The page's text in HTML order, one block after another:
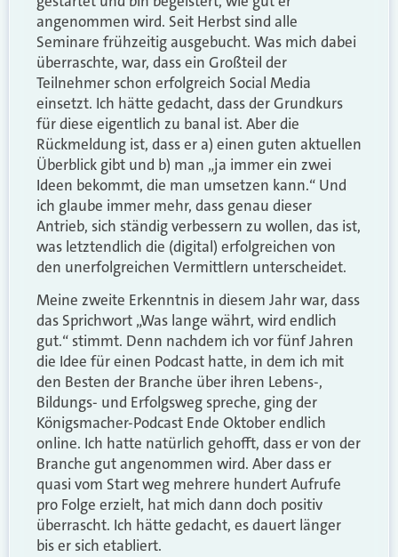
angenommen wird. Seit Herbst sind alle
Seminare frühzeitig ausgebucht. Was mich dabei
überraschte, war, dass ein Großteil der
Teilnehmer schon erfolgreich Social Media
einsetzt. Ich hätte gedacht, dass der Grundkurs
für diese eigentlich zu banal ist. Aber die
Rückmeldung ist, dass er a) einen guten aktuellen
Überblick gibt und b) man „ja immer ein zwei
Ideen bekommt, die man umsetzen kann.“ Und
ich glaube immer mehr, dass genau dieser
Antrieb, sich ständig verbessern zu wollen, das ist,
was letztendlich die (digital) erfolgreichen von
den unerfolgreichen Vermittlern unterscheidet.
Meine zweite Erkenntnis in diesem Jahr war, dass
das Sprichwort „Was lange währt, wird endlich
gut.“ stimmt. Denn nachdem ich vor fünf Jahren
die Idee für einen Podcast hatte, in dem ich mit
den Besten der Branche über ihren Lebens-,
Bildungs- und Erfolgsweg spreche, ging der
Königsmacher-Podcast Ende Oktober endlich
online. Ich hatte natürlich gehofft, dass er von der
Branche gut angenommen wird. Aber dass er
quasi vom Start weg mehrere hundert Aufrufe
pro Folge erzielt, hat mich dann doch positiv
überrascht. Ich hätte gedacht, es dauert länger
bis er sich etabliert.